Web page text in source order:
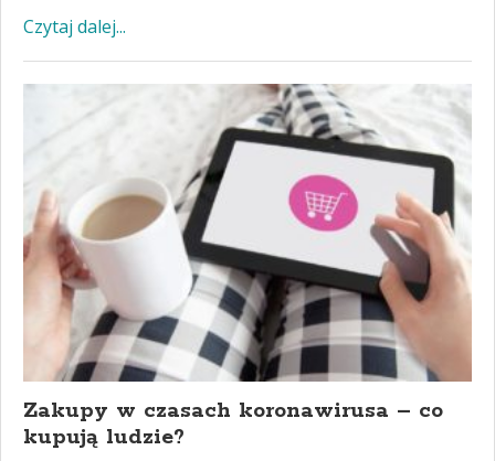
Czytaj dalej...
Zakupy w czasach koronawirusa – co
kupują ludzie?